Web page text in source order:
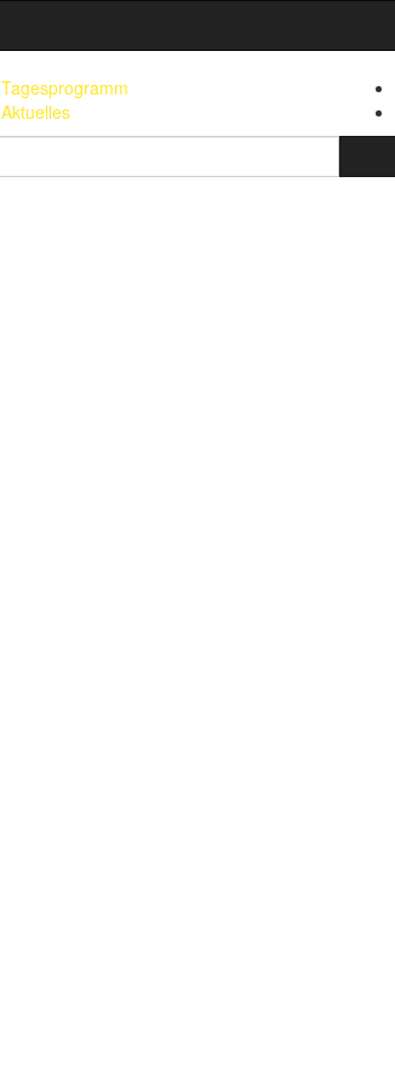
Tagesprogramm
Aktuelles